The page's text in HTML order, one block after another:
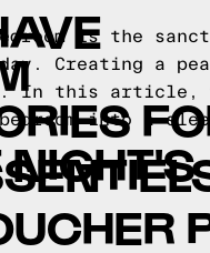
NIGHT'S
is the
Creating a
In this article,
into a